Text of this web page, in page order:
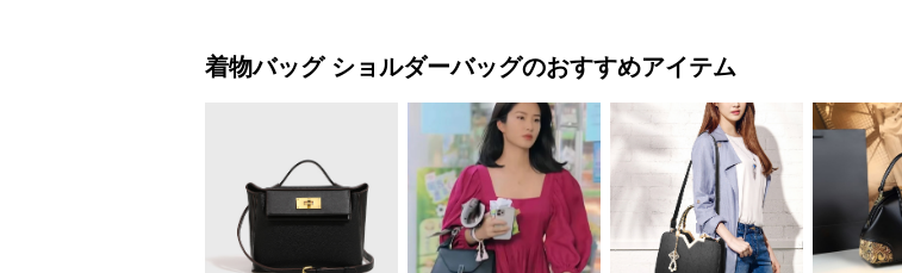
着物バッグ ショルダーバッグのおすすめアイテム